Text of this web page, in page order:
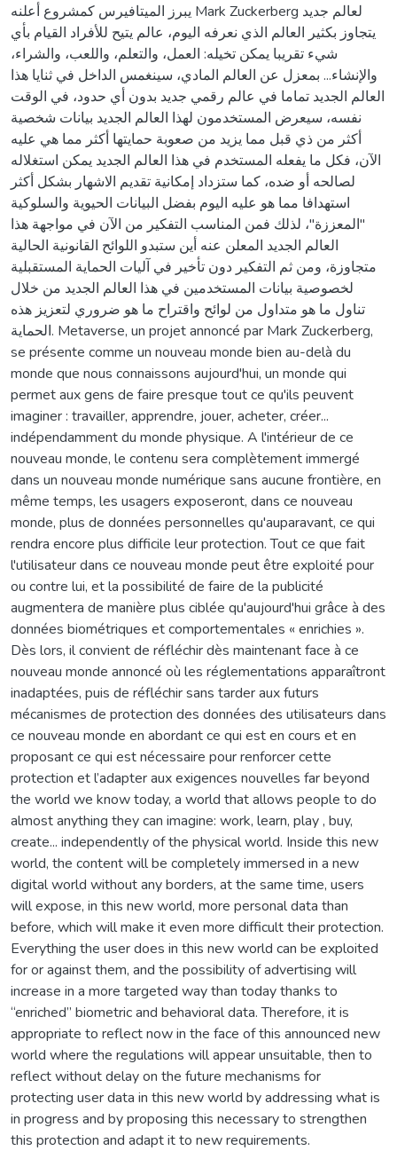
يبرز الميتافيرس كمشروع أعلنه Mark Zuckerberg لعالم جديد
يتجاوز بكثير العالم الذي نعرفه اليوم، عالم يتيح للأفراد القيام بأي
شيء تقريبا يمكن تخيله: العمل، والتعلم، واللعب، والشراء،
والإنشاء... بمعزل عن العالم المادي، سينغمس الداخل في ثنايا هذا
العالم الجديد تماما في عالم رقمي جديد بدون أي حدود، في الوقت
نفسه، سيعرض المستخدمون لهذا العالم الجديد بيانات شخصية
أكثر من ذي قبل مما يزيد من صعوبة حمايتها أكثر مما هي عليه
الآن، فكل ما يفعله المستخدم في هذا العالم الجديد يمكن استغلاله
لصالحه أو ضده، كما ستزداد إمكانية تقديم الاشهار بشكل أكثر
استهدافا مما هو عليه اليوم بفضل البيانات الحيوية والسلوكية
"المعززة"، لذلك فمن المناسب التفكير من الآن في مواجهة هذا
العالم الجديد المعلن عنه أين ستبدو اللوائح القانونية الحالية
متجاوزة، ومن ثم التفكير دون تأخير في آليات الحماية المستقبلية
لخصوصية بيانات المستخدمين في هذا العالم الجديد من خلال
تناول ما هو متداول من لوائح واقتراح ما هو ضروري لتعزيز هذه
الحماية. Metaverse, un projet annoncé par Mark Zuckerberg,
se présente comme un nouveau monde bien au-delà du
monde que nous connaissons aujourd'hui, un monde qui
permet aux gens de faire presque tout ce qu'ils peuvent
imaginer : travailler, apprendre, jouer, acheter, créer...
indépendamment du monde physique. A l'intérieur de ce
nouveau monde, le contenu sera complètement immergé
dans un nouveau monde numérique sans aucune frontière, en
même temps, les usagers exposeront, dans ce nouveau
monde, plus de données personnelles qu'auparavant, ce qui
rendra encore plus difficile leur protection. Tout ce que fait
l'utilisateur dans ce nouveau monde peut être exploité pour
ou contre lui, et la possibilité de faire de la publicité
augmentera de manière plus ciblée qu'aujourd'hui grâce à des
données biométriques et comportementales « enrichies ».
Dès lors, il convient de réfléchir dès maintenant face à ce
nouveau monde annoncé où les réglementations apparaîtront
inadaptées, puis de réfléchir sans tarder aux futurs
mécanismes de protection des données des utilisateurs dans
ce nouveau monde en abordant ce qui est en cours et en
proposant ce qui est nécessaire pour renforcer cette
protection et l’adapter aux exigences nouvelles far beyond
the world we know today, a world that allows people to do
almost anything they can imagine: work, learn, play , buy,
create... independently of the physical world. Inside this new
world, the content will be completely immersed in a new
digital world without any borders, at the same time, users
will expose, in this new world, more personal data than
before, which will make it even more difficult their protection.
Everything the user does in this new world can be exploited
for or against them, and the possibility of advertising will
increase in a more targeted way than today thanks to
“enriched” biometric and behavioral data. Therefore, it is
appropriate to reflect now in the face of this announced new
world where the regulations will appear unsuitable, then to
reflect without delay on the future mechanisms for
protecting user data in this new world by addressing what is
in progress and by proposing this necessary to strengthen
this protection and adapt it to new requirements.